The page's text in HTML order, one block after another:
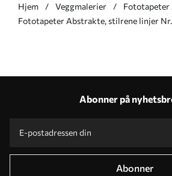
Hjem Veggmalerier
Fototapeter Abstrakte, stilrene linjer
Abonner på
Abonner